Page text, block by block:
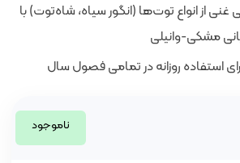
غنی از انواع توت‌ها (انگور سیاه، شاه‌توت) با
مشکی-وانیلی
استفاده روزانه در تمامی فصول سال
ناموجود